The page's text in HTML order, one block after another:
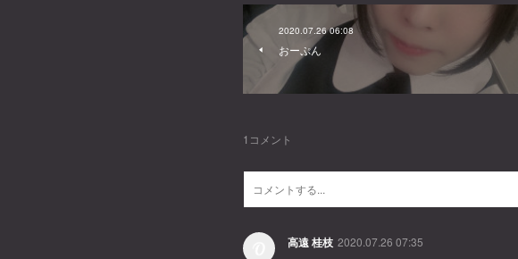
2020.07.26 06:08
おーぷん
1 コメント
高遠 桂枝 2020.07.26 07:35